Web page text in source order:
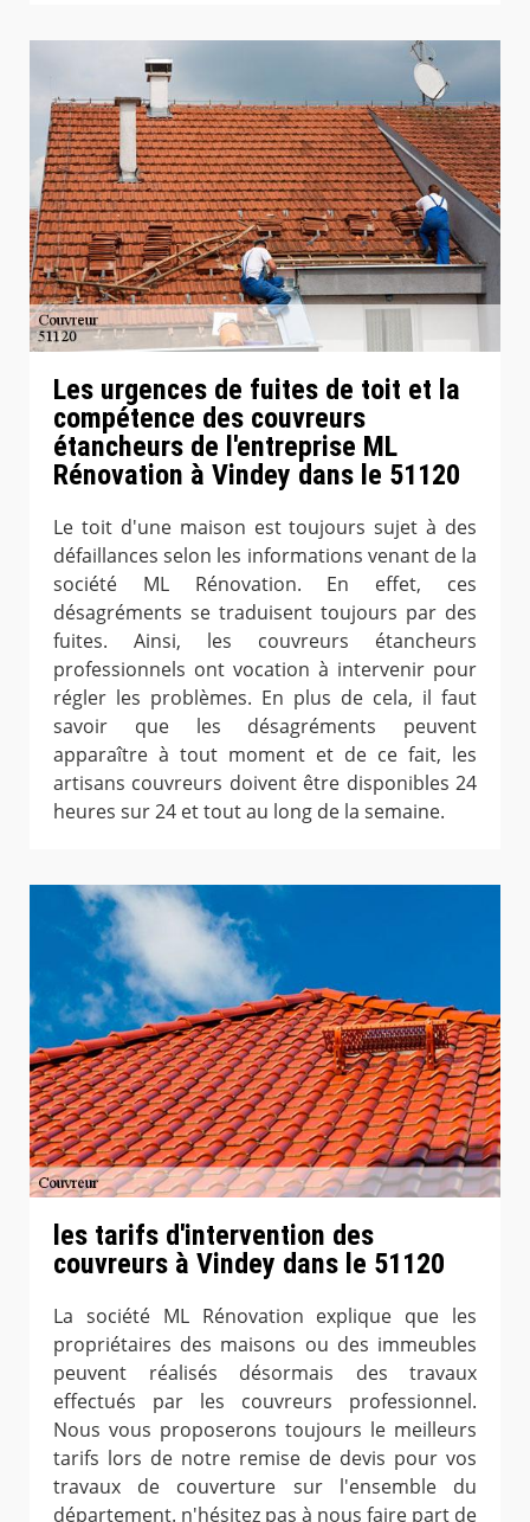
Les urgences de fuites de toit et la
compétence des couvreurs
étancheurs de l'entreprise ML
Rénovation à Vindey dans le 51120
Le toit d'une maison est toujours sujet à des
défaillances selon les informations venant de la
société ML Rénovation. En effet, ces
désagréments se traduisent toujours par des
fuites. Ainsi, les couvreurs étancheurs
professionnels ont vocation à intervenir pour
régler les problèmes. En plus de cela, il faut
savoir que les désagréments peuvent
apparaître à tout moment et de ce fait, les
artisans couvreurs doivent être disponibles 24
heures sur 24 et tout au long de la semaine.
les tarifs d'intervention des
couvreurs à Vindey dans le 51120
La société ML Rénovation explique que les
propriétaires des maisons ou des immeubles
peuvent réalisés désormais des travaux
effectués par les couvreurs professionnel.
Nous vous proposerons toujours le meilleurs
tarifs lors de notre remise de devis pour vos
travaux de couverture sur l'ensemble du
département. n'hésitez pas à nous faire part de